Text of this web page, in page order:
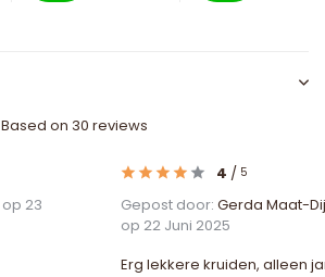
Based on 30 reviews
op 23
4 / 5
Gepost door: Gerda Maat-
op 22 Juni 2025
Erg lekkere kruiden, alleen